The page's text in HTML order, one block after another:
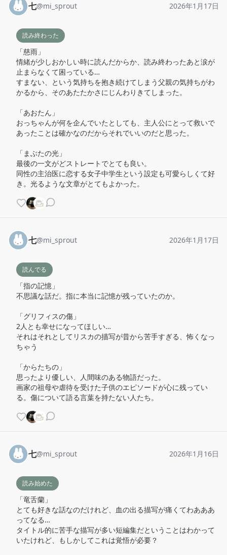
七@mi_sprout 2026年1月17日
読み終わった
「慈雨」
情緒が少しおかしい時に読んだからか、読み終わったあと涙が
止まらなくて困っている…
すまない、という気持ちを抱き続けてしまう父親の気持ちがわ
かるから、そのあたたかさにじんわりきてしまった。
「あおたん」
おっちゃんが何を企んでいたとしても、主人公にとって救いで
あったことは確かなのだからそれでいいのだと思った。
「まぶたの光」
最後の一文がどストレートでとても良い。
同性の主治医に恋する女子中学生という設定も可愛らしくて好
き。光るような文章がとてもよかった。
七@mi_sprout 2026年1月17日
読んでる
「指の記憶」
不思議な話だ。指に本当に記憶が残っていたのか。
「グリフィスの傷」
2人とも幸せになってほしい…
それはそれとしてリスカの描写が昔から苦手すぎる、怖くなっ
ちゃう
「からたちの」
思ったより優しい、人間味のある物語だった。
画家の祖母や虐待を受けた子供のエピソードが心に残ってい
る。傷について語る言葉を持たない人たち。
七@mi_sprout 2026年1月16日
読み始めた
「竜舌蘭」
とても好きな話なのだけれど、血の出る描写が痛くてわあああ
ってなる…
タイトル的に苦手な描写が多い短編集だということはわかって
いたけれど、もしかしてこれは覚悟が必要？